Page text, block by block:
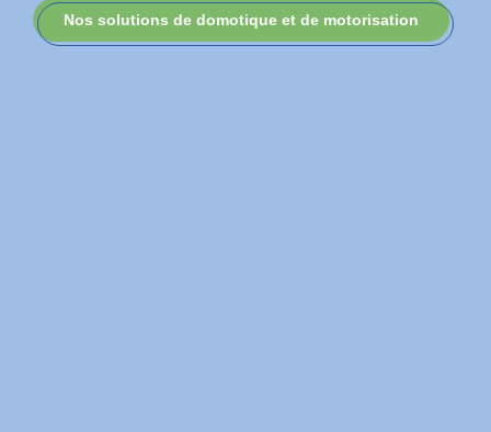
Nos solutions de domotique et de motorisation